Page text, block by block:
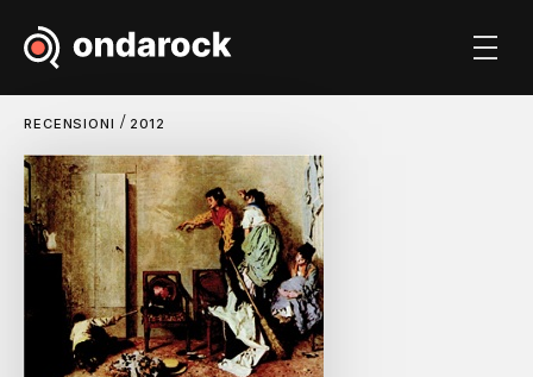
RECENSIONI / 2012